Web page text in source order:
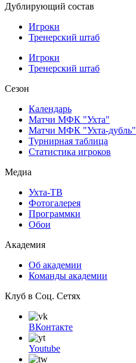
Дублирующий состав
Игроки
Тренерский штаб
Игроки
Тренерский штаб
Сезон
Календарь
Матчи МФК "Ухта"
Матчи МФК "Ухта-дубль"
Турнирная таблица
Статистика игроков
Медиа
Ухта-ТВ
Фотогалерея
Программки
Обои
Академия
Об академии
Команды академии
Клуб в Соц. Сетях
ВКонтакте
Youtube